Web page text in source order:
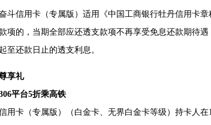
信用卡（专属版）适用《中国工商银行牡丹信用卡章
项的，当期全部应还透支款项不再享受免息还款期待
至还款日止的透支利息。
享礼
平台5折乘高铁
卡（专属版）（白金卡、无界白金卡等级）持卡人在